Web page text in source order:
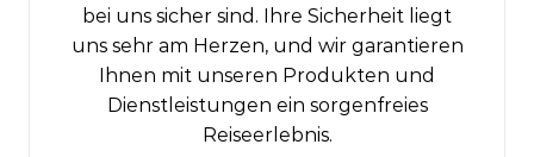
bei uns sicher sind. Ihre Sicherheit liegt
uns sehr am Herzen, und wir garantieren
Ihnen mit unseren Produkten und
Dienstleistungen ein sorgenfreies
Reiseerlebnis.